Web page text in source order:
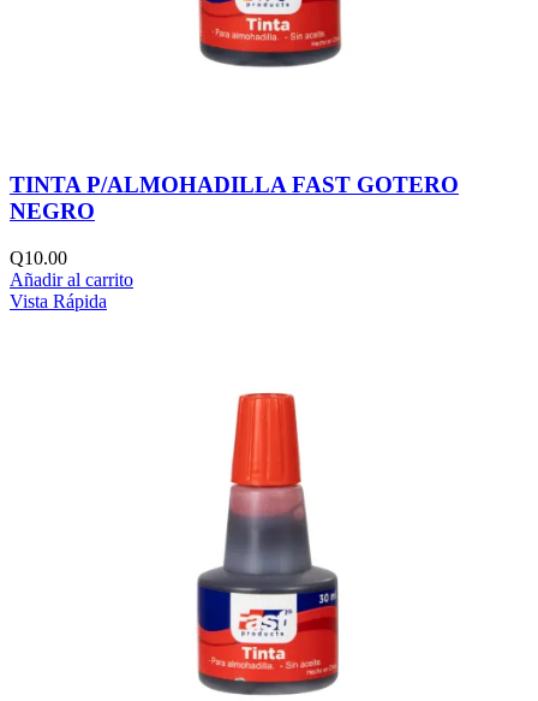
TINTA P/ALMOHADILLA FAST GOTERO
NEGRO
Q10.00
Añadir al carrito
Vista Rápida